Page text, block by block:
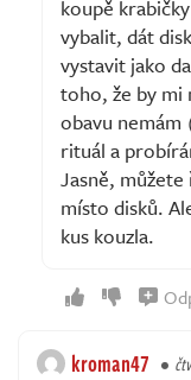
koupě
vybalit, dát
vystavit jako
toho, že by mi
obavu
rituál a
Jasně,
místo disků.
kus kouzla.
kroman47